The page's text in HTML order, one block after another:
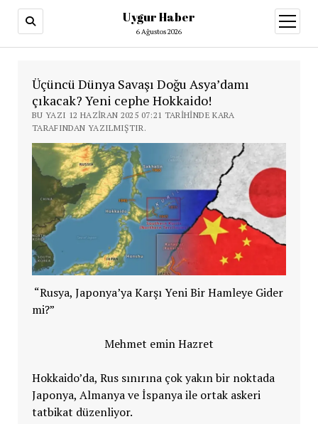
Uygur Haber
6 Ağustos 2026
aç
Üçüncü Dünya Savaşı Doğu Asya’damı
çıkacak? Yeni cephe Hokkaido!
BU YAZI 12 HAZIRAN 2025 07:21 TARIHINDE KARA
TARAFINDAN YAZILMIŞTIR.
“Rusya, Japonya’ya Karşı Yeni Bir Hamleye Gider
mi?”
Mehmet emin Hazret
Hokkaido’da, Rus sınırına çok yakın bir noktada
Japonya, Almanya ve İspanya ile ortak askeri
tatbikat düzenliyor.